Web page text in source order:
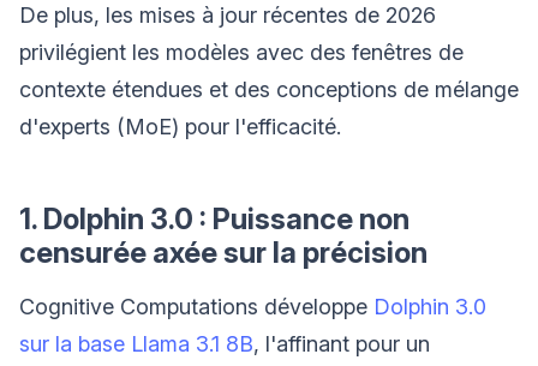
De plus, les mises à jour récentes de 2026
privilégient les modèles avec des fenêtres de
contexte étendues et des conceptions de mélange
d'experts (MoE) pour l'efficacité.
1. Dolphin 3.0 : Puissance non
censurée axée sur la précision
Cognitive Computations développe Dolphin 3.0
sur la base Llama 3.1 8B, l'affinant pour un